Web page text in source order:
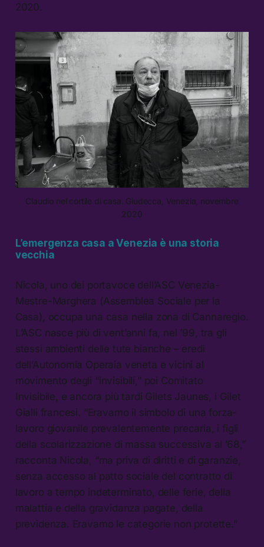
2020.
Claudio nel cortile di casa. Giudecca, Venezia, novembre
2020
L’emergenza casa a Venezia è una storia
vecchia
Nicola, uno dei portavoce dell’ASC Venezia-
Mestre-Marghera (Assemblea Sociale per la
Casa), occupa una casa nella zona di Cannaregio.
L’ASC nasce più di vent’anni fa, nel ’99, tra gli
stessi ambienti delle tute bianche – eredi
dell’Autonomia Operaia veneta e vicini al
movimento degli “invisibili,” poi Comitato
Invisibile, e ancora più tardi Gilets Jaunes, i Gilet
Gialli francesi. “Eravamo il simbolo di una forza-
lavoro giovanile prevalentemente precaria, i figli
della scolarizzazione di massa successiva al ’68,”
racconta Nicola, “ma priva di diritti e di garanzie,
senza accesso al patto sociale del contratto di
lavoro a tempo indeterminato, delle ferie, della
malattia e della gravidanza pagate, della
previdenza. Eravamo le categorie non protette.”